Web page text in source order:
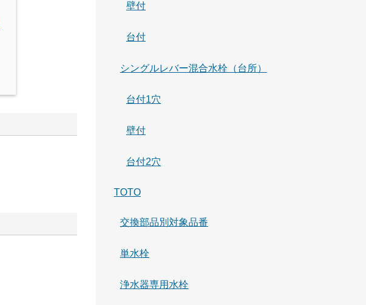
壁付
台付
シングルレバー混合水栓（台所）
台付1穴
壁付
台付2穴
TOTO
交換部品別対象品番
単水栓
浄水器専用水栓